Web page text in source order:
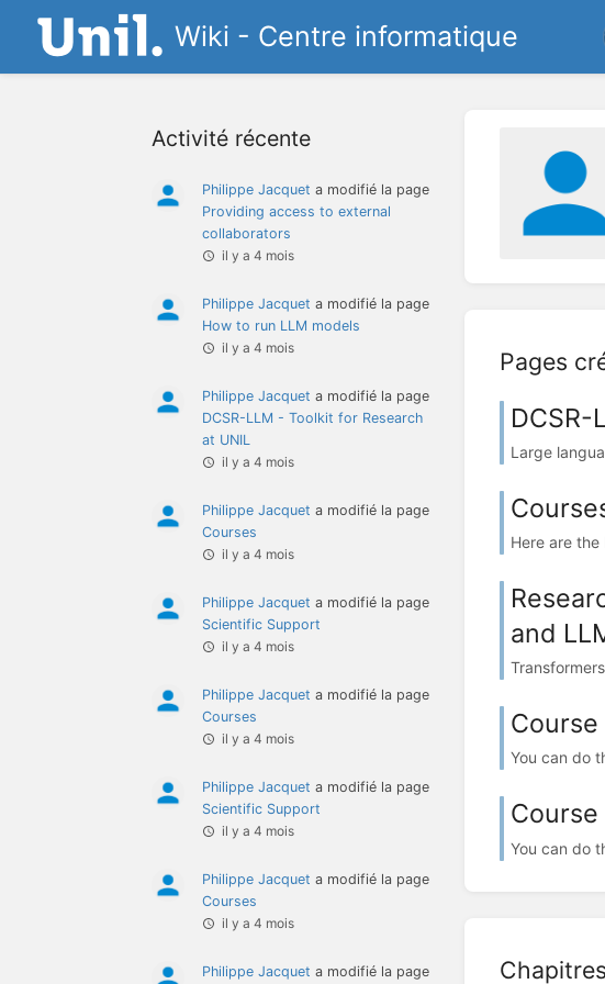
Wiki - Centre informatique
Activité récente
Philippe Jacquet a modifié la page
Providing access to external
collaborators
il y a 4 mois
Philippe Jacquet a modifié la page
How to run LLM models
il y a 4 mois
Philippe Jacquet a modifié la page
DCSR-LLM - Toolkit for Research
at UNIL
il y a 4 mois
Philippe Jacquet a modifié la page
Courses
il y a 4 mois
Philippe Jacquet a modifié la page
Scientific Support
il y a 4 mois
Philippe Jacquet a modifié la page
Courses
il y a 4 mois
Philippe Jacquet a modifié la page
Scientific Support
il y a 4 mois
Philippe Jacquet a modifié la page
Courses
il y a 4 mois
Philippe Jacquet a modifié la page
Pages
Large
Here are
and
You can do
You can do